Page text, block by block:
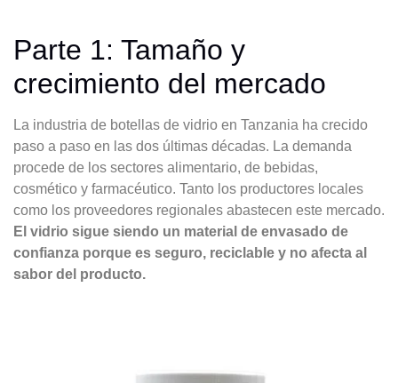
Parte 1: Tamaño y
crecimiento del mercado
La industria de botellas de vidrio en Tanzania ha crecido
paso a paso en las dos últimas décadas. La demanda
procede de los sectores alimentario, de bebidas,
cosmético y farmacéutico. Tanto los productores locales
como los proveedores regionales abastecen este mercado.
El vidrio sigue siendo un material de envasado de
confianza porque es seguro, reciclable y no afecta al
sabor del producto.